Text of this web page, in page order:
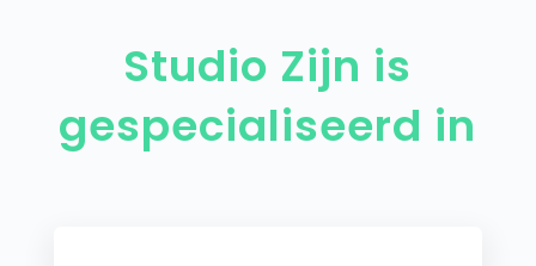
Studio Zijn is
gespecialiseerd in